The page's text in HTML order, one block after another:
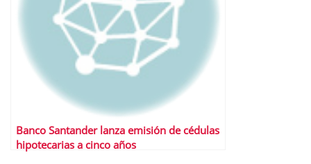
Banco Santander lanza emisión de cédulas
hipotecarias a cinco años